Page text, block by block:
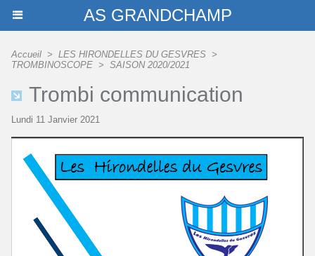
AS GRANDCHAMP
Accueil > LES HIRONDELLES DU GESVRES >
TROMBINOSCOPE > SAISON 2020/2021
Trombi communication
Lundi 11 Janvier 2021